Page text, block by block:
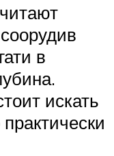
в
искать